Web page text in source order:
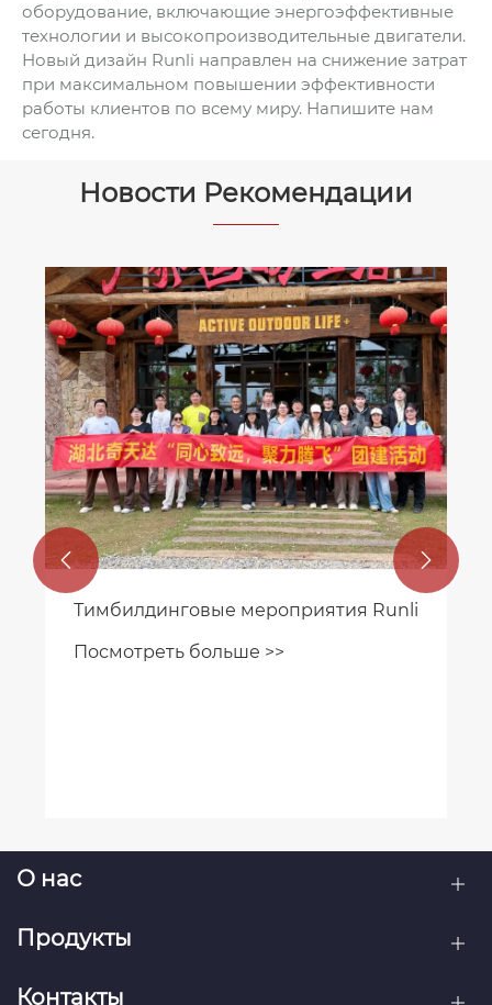
оборудование, включающие энергоэффективные
технологии и высокопроизводительные двигатели.
Новый дизайн Runli направлен на снижение затрат
при максимальном повышении эффективности
работы клиентов по всему миру. Напишите нам
сегодня.
Новости Рекомендации
Тимбилдинговые мероприятия Runli
Посмотреть больше >>
 
О нас
Продукты
Контакты